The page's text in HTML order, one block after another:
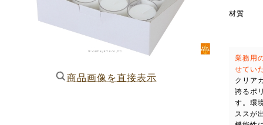
商品画像を直接表示
材質
業務用
せてい
クリア
誇るポ
す。環
ススが